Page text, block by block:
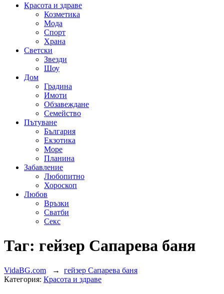
Красота и здраве
Козметика
Мода
Спорт
Храна
Светски
Звезди
Шоу
Дом
Градина
Имоти
Обзавеждане
Семейство
Пътуване
България
Екзотика
Море
Планина
Забавление
Любопитно
Хороскоп
Любов
Връзки
Сватби
Секс
Таг: гейзер Сапарева баня
VidaBG.com → гейзер Сапарева баня
Категория: Красота и здраве